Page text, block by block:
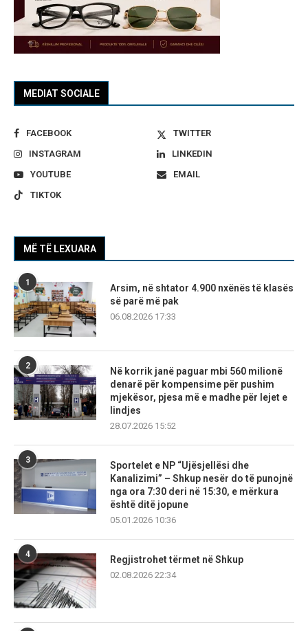
MEDIAT SOCIALE
FACEBOOK
TWITTER
INSTAGRAM
LINKEDIN
YOUTUBE
EMAIL
TIKTOK
MË TË LEXUARA
1
Arsim, në shtator 4.900 nxënës të klasës
së parë më pak
06.08.2026 17:33
2
Në korrik janë paguar mbi 560 milionë
denarë për kompensime për pushim
mjekësor, pjesa më e madhe për lejet e
lindjes
28.07.2026 15:52
3
Sportelet e NP “Ujësjellësi dhe
Kanalizimi” – Shkup nesër do të punojnë
nga ora 7:30 deri në 15:30, e mërkura
është ditë jopune
05.01.2026 10:36
4
Regjistrohet tërmet në Shkup
02.08.2026 22:34